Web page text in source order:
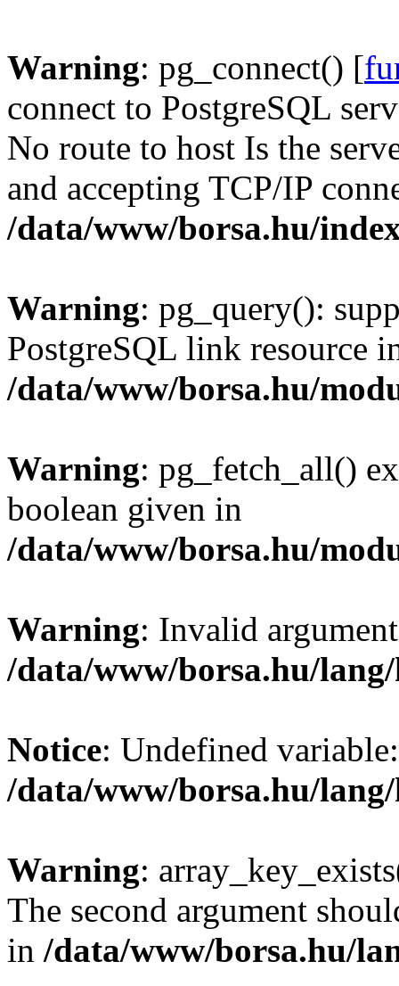
Warning: pg_connect() [
connect to PostgreSQL
No route to host Is the
and accepting TCP/IP
/data/www/borsa.hu/
Warning: pg_query():
PostgreSQL link resource
/data/www/borsa.hu/
Warning: pg_fetch_all()
boolean given in
/data/www/borsa.hu/
Warning: Invalid
/data/www/borsa.hu/
Notice: Undefined
/data/www/borsa.hu/
Warning:
The second argument
in /data/www/borsa.hu/